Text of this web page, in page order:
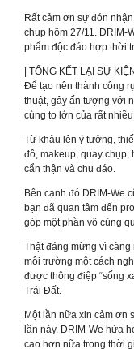
Rất cảm ơn sự đón
chụp hôm 27/11. DRIM-
phẩm độc đáo hợp thời
| TỔNG KẾT LẠI SỰ
Để tạo nên thành công
thuật, gây ấn tượng với
cùng to lớn của rất
Từ khâu lên ý tưởng,
đồ, makeup, quay
cẩn thận và chu đáo.
Bên cạnh đó DRIM-We
bạn đã quan tâm đến
góp một phần vô cùng
Thật đáng mừng vì càng
môi trường một cách
được thông điệp “sống
Trái Đất.
Một lần nữa xin cảm ơn
lần này. DRIM-We hứa
cao hơn nữa trong thời